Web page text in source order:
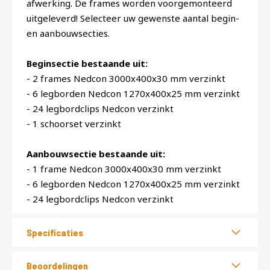
afwerking. De frames worden voorgemonteerd
uitgeleverd! Selecteer uw gewenste aantal begin-
en aanbouwsecties.
Beginsectie bestaande uit:
- 2 frames Nedcon 3000x400x30 mm verzinkt
- 6 legborden Nedcon 1270x400x25 mm verzinkt
- 24 legbordclips Nedcon verzinkt
- 1 schoorset verzinkt
Aanbouwsectie bestaande uit:
- 1 frame Nedcon 3000x400x30 mm verzinkt
- 6 legborden Nedcon 1270x400x25 mm verzinkt
- 24 legbordclips Nedcon verzinkt
Specificaties
Beoordelingen